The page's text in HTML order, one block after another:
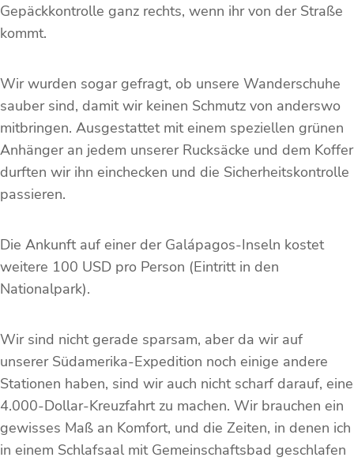
Gepäckkontrolle ganz rechts, wenn ihr von der Straße
kommt.
Wir wurden sogar gefragt, ob unsere Wanderschuhe
sauber sind, damit wir keinen Schmutz von anderswo
mitbringen. Ausgestattet mit einem speziellen grünen
Anhänger an jedem unserer Rucksäcke und dem Koffer
durften wir ihn einchecken und die Sicherheitskontrolle
passieren.
Die Ankunft auf einer der Galápagos-Inseln kostet
weitere 100 USD pro Person (Eintritt in den
Nationalpark).
Wir sind nicht gerade sparsam, aber da wir auf
unserer Südamerika-Expedition noch einige andere
Stationen haben, sind wir auch nicht scharf darauf, eine
4.000-Dollar-Kreuzfahrt zu machen. Wir brauchen ein
gewisses Maß an Komfort, und die Zeiten, in denen ich
in einem Schlafsaal mit Gemeinschaftsbad geschlafen